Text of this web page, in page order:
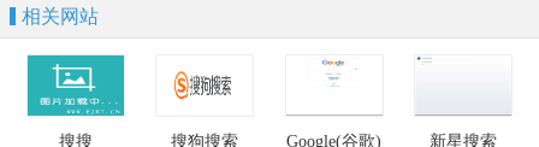
相关网站
搜搜 搜狗搜索 Google(谷歌) 新星搜索